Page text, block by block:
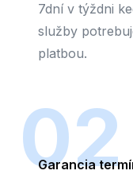
7dní v týždni
služby
platbou.
02
Garancia